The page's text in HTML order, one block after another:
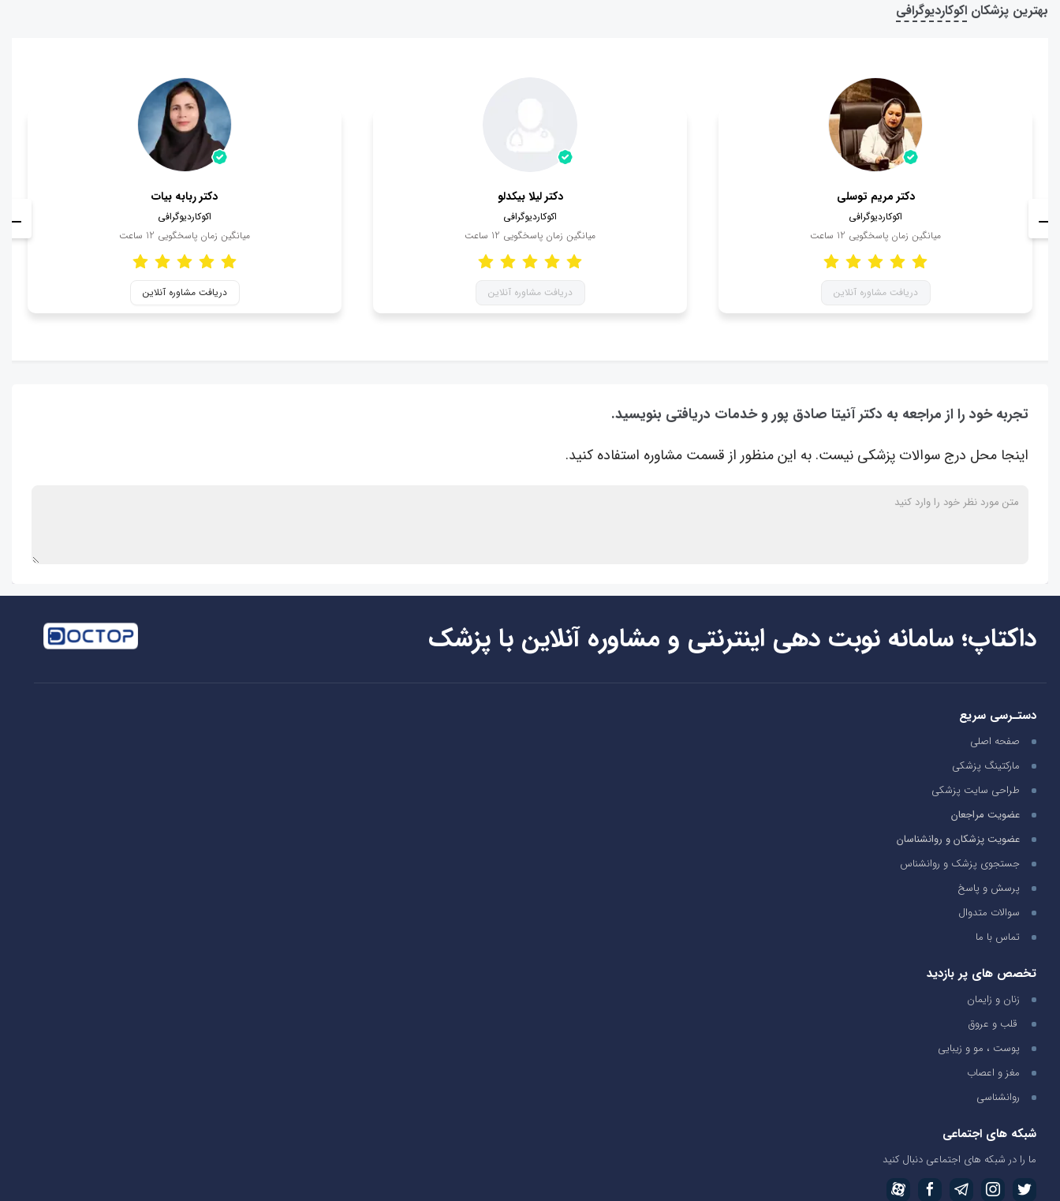
بهترین پزشکان اکوکاردیوگرافی
دکتر ربابه بیات
اکوکاردیوگرافی
میانگین زمان پاسخگویی 12 ساعت
دریافت مشاوره آنلاین
دکتر لیلا بیکدلو
اکوکاردیوگرافی
میانگین زمان پاسخگویی 12 ساعت
دریافت مشاوره آنلاین
دکتر مریم توسلی
اکوکاردیوگرافی
میانگین زمان پاسخگویی 12 ساعت
دریافت مشاوره آنلاین
تجربه خود را از مراجعه به دکتر آنیتا صادق پور و خدمات دریافتی بنویسید.
اینجا محل درج سوالات پزشکی نیست. به این منظور از قسمت مشاوره استفاده کنید.
داکتاپ؛ سامانه نوبت دهی اینترنتی و مشاوره آنلاین با پزشک
دستـرسی سریع
صفحه اصلی
مارکتینگ پزشکی
طراحی سایت پزشکی
عضویت مراجعان
عضویت پزشکان و روانشناسان
جستجوی پزشک و روانشناس
پرسش و پاسخ
سوالات متدوال
تماس با ما
تخصص های پر بازدید
زنان و زایمان
قلب و عروق
پوست ، مو و زیبایی
مغز و اعصاب
روانشناسی
شبکه های اجتماعی
ما را در شبکه های اجتماعی دنبال کنید